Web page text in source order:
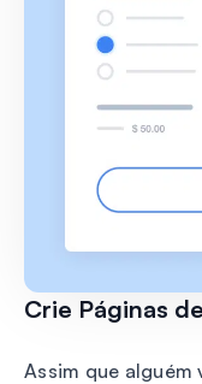
Crie Páginas
Assim que